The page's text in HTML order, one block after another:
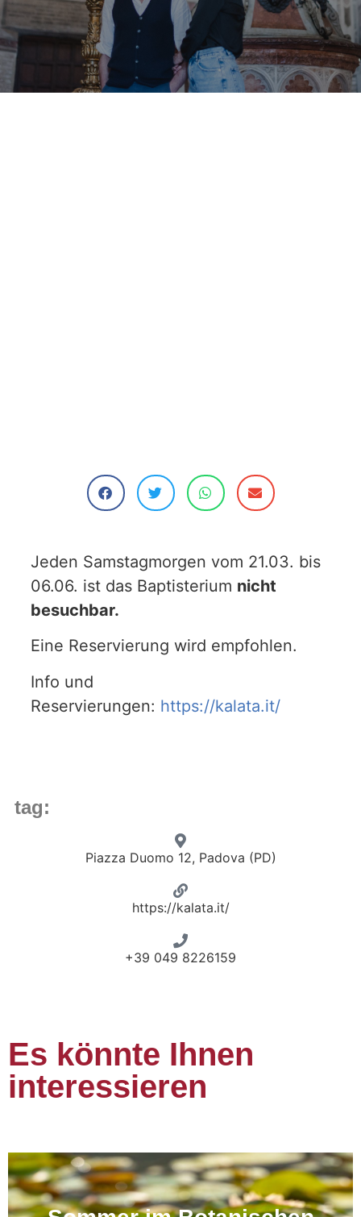
Jeden Samstagmorgen vom 21.03. bis
06.06. ist das Baptisterium nicht
besuchbar.
Eine Reservierung wird empfohlen.
Info und
Reservierungen: https://kalata.it/
tag:
Piazza Duomo 12, Padova (PD)
https://kalata.it/
+39 049 8226159
Es könnte Ihnen
interessieren